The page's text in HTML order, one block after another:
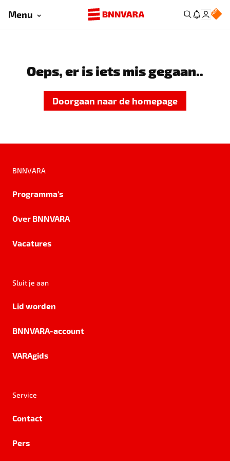
Menu
Oeps, er is iets mis gegaan..
Doorgaan naar de homepage
BNNVARA
Programma's
Over BNNVARA
Vacatures
Sluit je aan
Lid worden
BNNVARA-account
VARAgids
Service
Contact
Pers